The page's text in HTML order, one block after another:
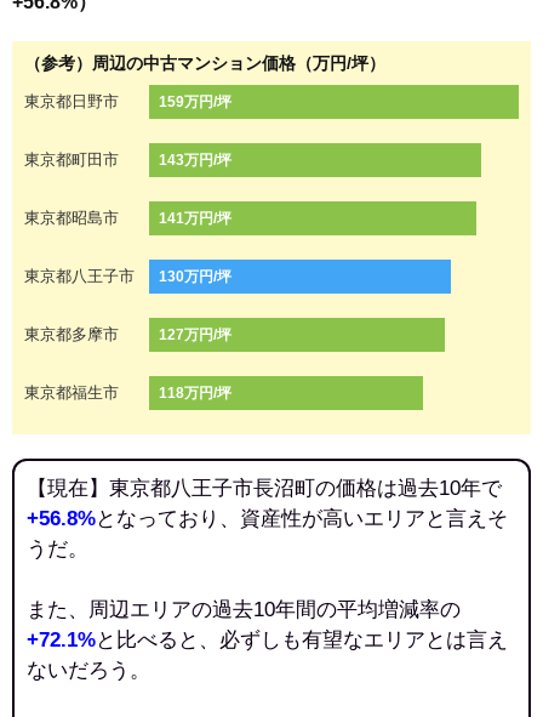
（参考）周辺の中古マンション価格（万円/坪）
東京都日野市 159万円/坪
東京都町田市 143万円/坪
東京都昭島市 141万円/坪
東京都八王子市 130万円/坪
東京都多摩市 127万円/坪
東京都福生市 118万円/坪
【現在】東京都八王子市長沼町の価格は過去10年で
+56.8%となっており、資産性が高いエリアと言えそ
うだ。
また、周辺エリアの過去10年間の平均増減率の
+72.1%と比べると、必ずしも有望なエリアとは言え
ないだろう。